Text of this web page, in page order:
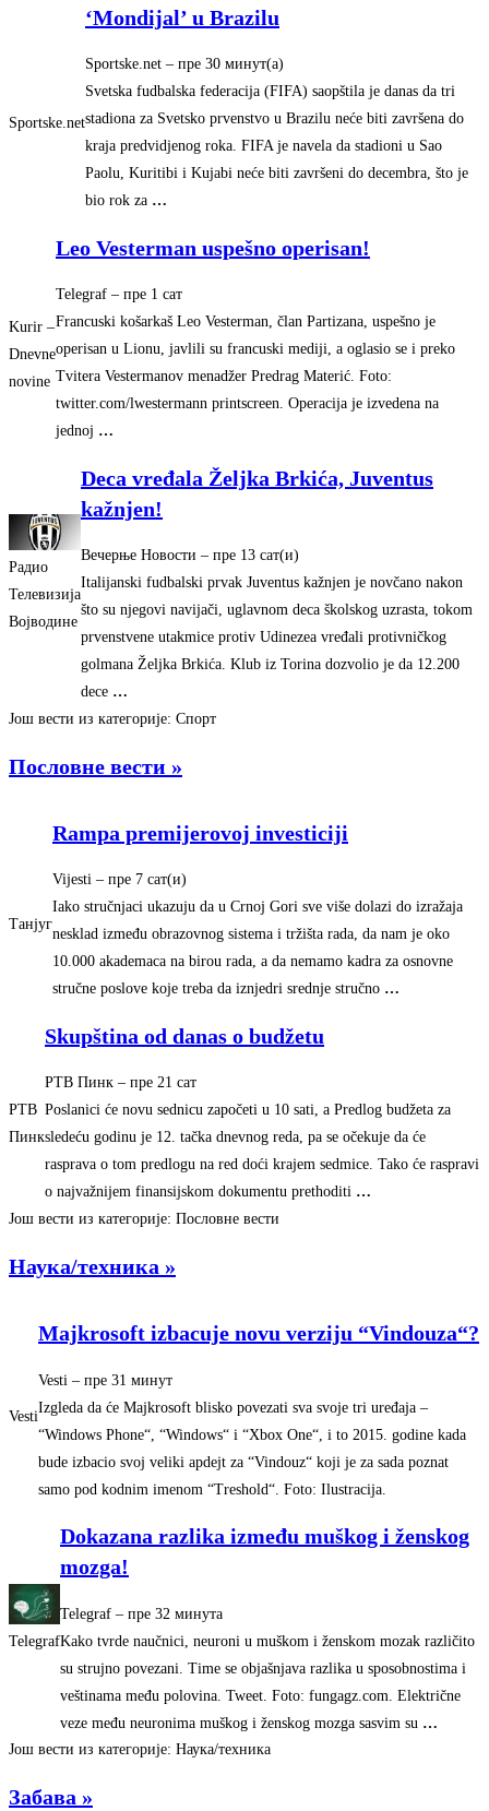
Sportske.net
‘Mondijal’ u Brazilu
Sportske.net – ‎пре 30 минут(а)‎
Svetska fudbalska federacija (FIFA) saopštila je danas da tri
stadiona za Svetsko prvenstvo u Brazilu neće biti završena do
kraja predvidjenog roka. FIFA je navela da stadioni u Sao
Paolu, Kuritibi i Kujabi neće biti završeni do decembra, što je
bio rok za …
Kurir –
Dnevne
novine
Leo Vesterman uspešno operisan!
Telegraf – ‎пре 1 сат‎
Francuski košarkaš Leo Vesterman, član Partizana, uspešno je
operisan u Lionu, javlili su francuski mediji, a oglasio se i preko
Tvitera Vestermanov menadžer Predrag Materić. Foto:
twitter.com/lwestermann printscreen. Operacija je izvedena na
jednoj …
Радио
Телевизија
Војводине
Deca vređala Željka Brkića, Juventus
kažnjen!
Вечерње Новости – ‎пре 13 сат(и)‎
Italijanski fudbalski prvak Juventus kažnjen je novčano nakon
što su njegovi navijači, uglavnom deca školskog uzrasta, tokom
prvenstvene utakmice protiv Udinezea vređali protivničkog
golmana Željka Brkića. Klub iz Torina dozvolio je da 12.200
dece …
Још вести из категорије: Спорт
Пословне вести »
Танјуг
Rampa premijerovoj investiciji
Vijesti – ‎пре 7 сат(и)‎
Iako stručnjaci ukazuju da u Crnoj Gori sve više dolazi do izražaja
nesklad između obrazovnog sistema i tržišta rada, da nam je oko
10.000 akademaca na birou rada, a da nemamo kadra za osnovne
stručne poslove koje treba da iznjedri srednje stručno …
РТВ
Пинк
Skupština od danas o budžetu
РТВ Пинк – ‎пре 21 сат‎
Poslanici će novu sednicu započeti u 10 sati, a Predlog budžeta za
sledeću godinu je 12. tačka dnevnog reda, pa se očekuje da će
rasprava o tom predlogu na red doći krajem sedmice. Tako će raspravi
o najvažnijem finansijskom dokumentu prethoditi …
Још вести из категорије: Пословне вести
Наука/техника »
Vesti
Majkrosoft izbacuje novu verziju “Vindouza“?
Vesti – ‎пре 31 минут‎
Izgleda da će Majkrosoft blisko povezati sva svoje tri uređaja –
“Windows Phone“, “Windows“ i “Xbox One“, i to 2015. godine kada
bude izbacio svoj veliki apdejt za “Vindouz“ koji je za sada poznat
samo pod kodnim imenom “Treshold“. Foto: Ilustracija.
Telegraf
Dokazana razlika između muškog i ženskog
mozga!
Telegraf – ‎пре 32 минута‎
Kako tvrde naučnici, neuroni u muškom i ženskom mozak različito
su strujno povezani. Time se objašnjava razlika u sposobnostima i
veštinama među polovina. Tweet. Foto: fungagz.com. Električne
veze među neuronima muškog i ženskog mozga sasvim su …
Још вести из категорије: Наука/техника
Забава »